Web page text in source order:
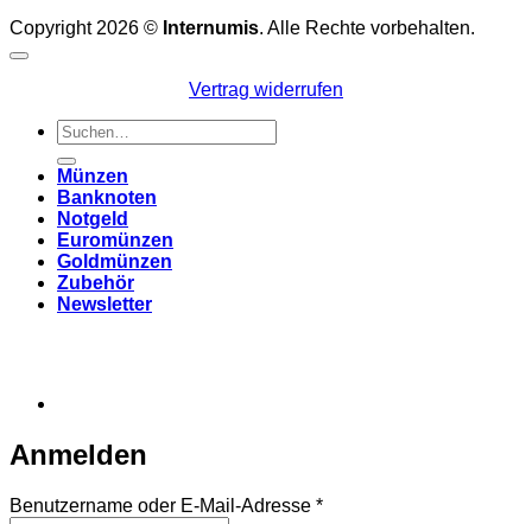
Copyright 2026 © Internumis. Alle Rechte vorbehalten.
Vertrag widerrufen
Suchen
nach:
Münzen
Banknoten
Notgeld
Euromünzen
Goldmünzen
Zubehör
Newsletter
Anmelden
Benutzername oder E-Mail-Adresse *Erforderlich